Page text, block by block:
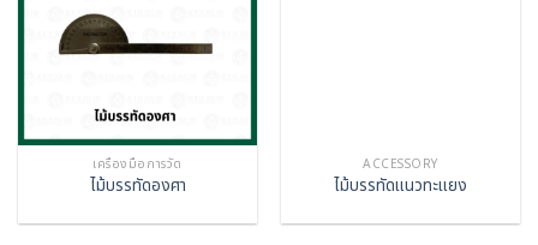
เครื่องมือการวัด
ไม้บรรทัดองศา
ACCESSORY
ไม้บรรทัดแนวทะแยง